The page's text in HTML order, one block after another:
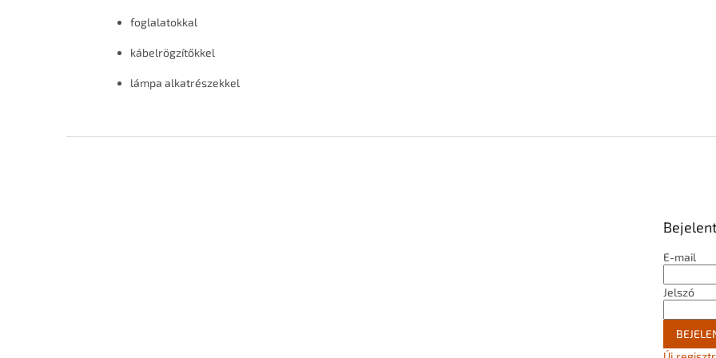
foglalatokkal
kábelrögzítőkkel
lámpa alkatrészekkel
E-mail
Jelszó